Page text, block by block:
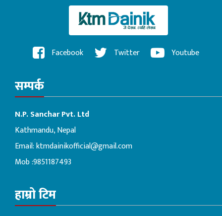
Facebook Twitter Youtube
सम्पर्क
N.P. Sanchar Pvt. Ltd
Kathmandu, Nepal
Email:ktmdainikofficial@gmail.com
Mob :9851187493
हाम्रो टिम